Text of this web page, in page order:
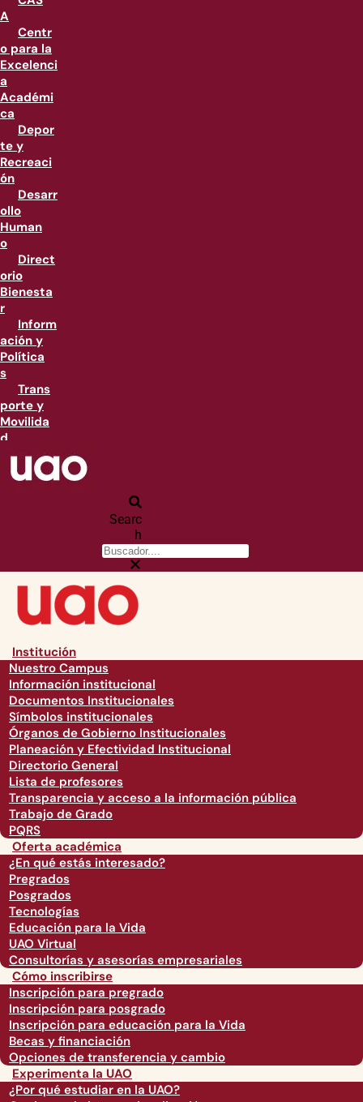
A
Centr
o para la
Excelenci
a
Académi
ca
Depor
te y
Recreaci
ón
Desarr
ollo
Human
o
Direct
orio
Bienesta
r
Inform
ación y
Política
s
Trans
porte y
Movilida
d
Searc
h
Institución
Nuestro Campus
Información institucional
Documentos Institucionales
Símbolos institucionales
Órganos de Gobierno Institucionales
Planeación y Efectividad Institucional
Directorio General
Lista de profesores
Transparencia y acceso a la información pública
Trabajo de Grado
PQRS
Oferta académica
¿En qué estás interesado?
Pregrados
Posgrados
Tecnologías
Educación para la Vida
UAO Virtual
Consultorías y asesorías empresariales
Cómo inscribirse
Inscripción para pregrado
Inscripción para posgrado
Inscripción para educación para la Vida
Becas y financiación
Opciones de transferencia y cambio
Experimenta la UAO
¿Por qué estudiar en la UAO?